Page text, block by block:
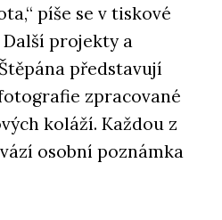
píše se v tiskové
Další projekty a
představují
zpracované
koláží. Každou z
osobní poznámka